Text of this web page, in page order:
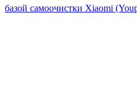
базой самоочистки Xiaomi